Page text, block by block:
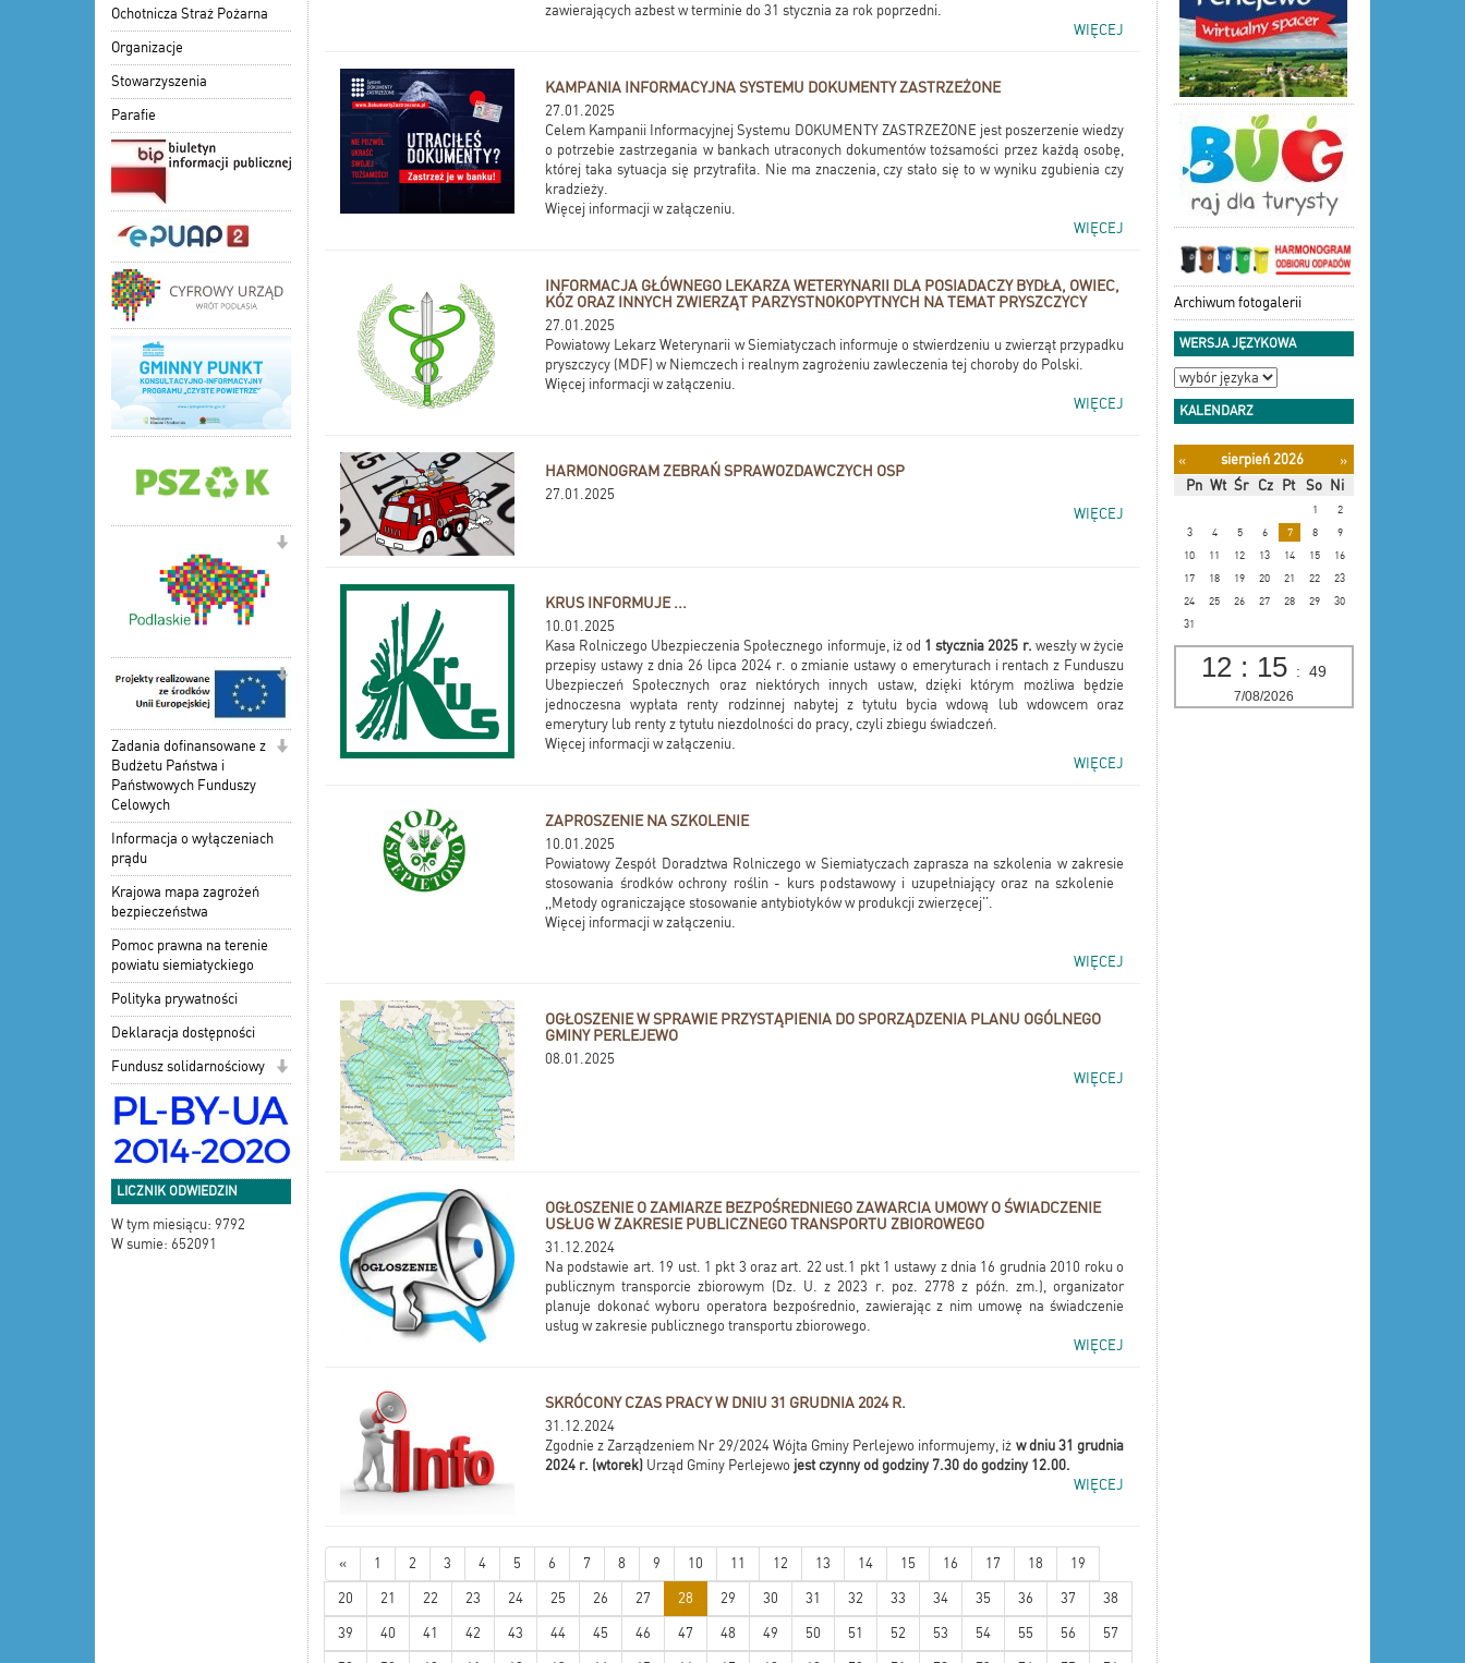
Ochotnicza Straż Pożarna
Organizacje
Stowarzyszenia
Parafie
Zadania dofinansowane z
Budżetu Państwa i
Państwowych Funduszy
Celowych
Informacja o wyłączeniach
prądu
Krajowa mapa zagrożeń
bezpieczeństwa
Pomoc prawna na terenie
powiatu siemiatyckiego
Polityka prywatności
Deklaracja dostępności
Fundusz solidarnościowy
LICZNIK ODWIEDZIN
W tym miesiącu: 9792
W sumie: 652091
zawierających azbest w terminie do 31 stycznia za rok poprzedni.
WIĘCEJ
KAMPANIA INFORMACYJNA SYSTEMU DOKUMENTY ZASTRZEŻONE
27.01.2025
Celem Kampanii Informacyjnej Systemu DOKUMENTY ZASTRZEŻONE jest poszerzenie wiedzy
o potrzebie zastrzegania w bankach utraconych dokumentów tożsamości przez każdą osobę,
której taka sytuacja się przytrafiła. Nie ma znaczenia, czy stało się to w wyniku zgubienia czy
kradzieży.
Więcej informacji w załączeniu.
WIĘCEJ
INFORMACJA GŁÓWNEGO LEKARZA WETERYNARII DLA POSIADACZY BYDŁA, OWIEC,
KÓZ ORAZ INNYCH ZWIERZĄT PARZYSTNOKOPYTNYCH NA TEMAT PRYSZCZYCY
27.01.2025
Powiatowy Lekarz Weterynarii w Siemiatyczach informuje o stwierdzeniu u zwierząt przypadku
pryszczycy (MDF) w Niemczech i realnym zagrożeniu zawleczenia tej choroby do Polski.
Więcej informacji w załączeniu.
WIĘCEJ
HARMONOGRAM ZEBRAŃ SPRAWOZDAWCZYCH OSP
27.01.2025
WIĘCEJ
KRUS INFORMUJE ...
10.01.2025
Kasa Rolniczego Ubezpieczenia Społecznego informuje, iż od 1 stycznia 2025 r. weszły w życie
przepisy ustawy z dnia 26 lipca 2024 r. o zmianie ustawy o emeryturach i rentach z Funduszu
Ubezpieczeń Społecznych oraz niektórych innych ustaw, dzięki którym możliwa będzie
jednoczesna wypłata renty rodzinnej nabytej z tytułu bycia wdową lub wdowcem oraz
emerytury lub renty z tytułu niezdolności do pracy, czyli zbiegu świadczeń.
Więcej informacji w załączeniu.
WIĘCEJ
ZAPROSZENIE NA SZKOLENIE
10.01.2025
Powiatowy Zespół Doradztwa Rolniczego w Siemiatyczach zaprasza na szkolenia w zakresie
stosowania środków ochrony roślin - kurs podstawowy i uzupełniający oraz na szkolenie
,,Metody ograniczające stosowanie antybiotyków w produkcji zwierzęcej''.
Więcej informacji w załączeniu.
WIĘCEJ
OGŁOSZENIE W SPRAWIE PRZYSTĄPIENIA DO SPORZĄDZENIA PLANU OGÓLNEGO
GMINY PERLEJEWO
08.01.2025
WIĘCEJ
OGŁOSZENIE O ZAMIARZE BEZPOŚREDNIEGO ZAWARCIA UMOWY O ŚWIADCZENIE
USŁUG W ZAKRESIE PUBLICZNEGO TRANSPORTU ZBIOROWEGO
31.12.2024
Na podstawie art. 19 ust. 1 pkt 3 oraz art. 22 ust.1 pkt 1 ustawy z dnia 16 grudnia 2010 roku o
publicznym transporcie zbiorowym (Dz. U. z 2023 r. poz. 2778 z późn. zm.), organizator
planuje dokonać wyboru operatora bezpośrednio, zawierając z nim umowę na świadczenie
usług w zakresie publicznego transportu zbiorowego.
WIĘCEJ
SKRÓCONY CZAS PRACY W DNIU 31 GRUDNIA 2024 R.
31.12.2024
Zgodnie z Zarządzeniem Nr 29/2024 Wójta Gminy Perlejewo informujemy, iż w dniu 31 grudnia
2024 r. (wtorek) Urząd Gminy Perlejewo jest czynny od godziny 7.30 do godziny 12.00.
WIĘCEJ
« 1 2 3 4 5 6 7 8 9 10 11 12 13 14 15 16 17 18 19
20 21 22 23 24 25 26 27 28 29 30 31 32 33 34 35 36 37 38
39 40 41 42 43 44 45 46 47 48 49 50 51 52 53 54 55 56 57
Archiwum fotogalerii
WERSJA JĘZYKOWA
KALENDARZ
« sierpień 2026
»
Pn Wt Śr Cz Pt So Ni
1
2
3
4 5 6 7 8
9
10
11 12 13 14 15
16
17
18 19 20 21 22
23
24
25 26 27 28 29
30
31
12 : 15 : 49
7/08/2026